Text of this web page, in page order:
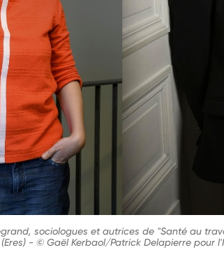
sociologues et autrices de "Santé au
- © Gaël Kerbaol/Patrick Delapierre pour